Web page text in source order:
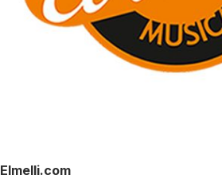
Elmelli.com